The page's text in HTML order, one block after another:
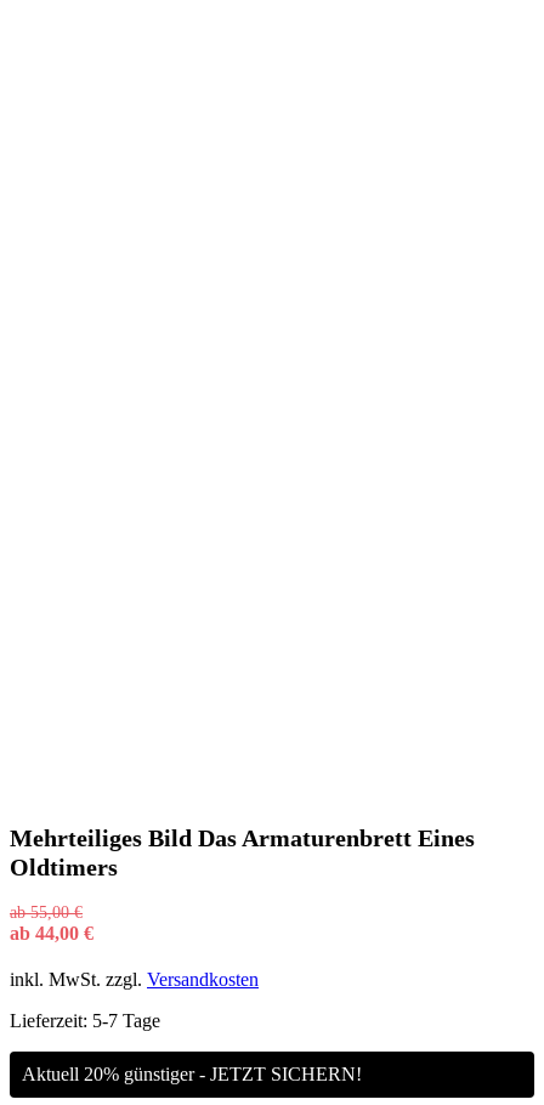
Mehrteiliges Bild Das Armaturenbrett Eines
Oldtimers
ab55,00€
ab 44,00 €
inkl. MwSt. zzgl. Versandkosten
Lieferzeit: 5-7 Tage
Aktuell 20% günstiger - JETZT SICHERN!